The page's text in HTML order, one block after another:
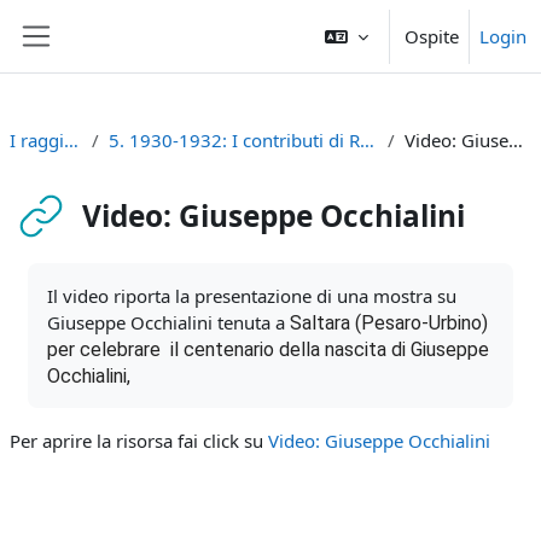
Ospite Login
I raggi cosmici 5. 1930-1932: I contributi di Rossi, Blackett e Occhialini Video: Giuseppe Occhialini
Video: Giuseppe Occhialini
Il video riporta la presentazione di una mostra su
Giuseppe Occhialini tenuta a Saltara (Pesaro-Urbino)
per celebrare il centenario della nascita di Giuseppe
Occhialini,
Per aprire la risorsa fai click su Video: Giuseppe Occhialini